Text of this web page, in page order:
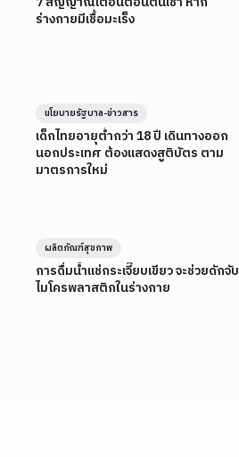
ร่างกายมีเชื้อมะเร็ง
เด็กไทยอายุต่ำกว่า 18 ปี เดินทางออก
นอกประเทศ ต้องแสดงสูติบัตร ตาม
มาตรการใหม่
นโยบายรัฐบาล-ข่าวสาร
การดื่มน้ำแช่กระเจี๊ยบเขียว จะช่วยดักจับ
ไมโครพลาสติกในร่างกาย
ผลิตภัณฑ์สุขภาพ